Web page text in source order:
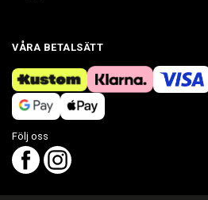
VÅRA BETALSÄTT
Följ oss